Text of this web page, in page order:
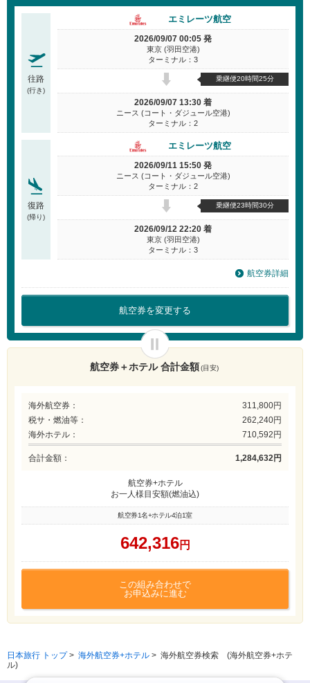
往路
(行き)
エミレーツ航空
2026/09/07 00:05 発
東京 (羽田空港)
ターミナル：3
乗継便20時間25分
2026/09/07 13:30 着
ニース (コート・ダジュール空港)
ターミナル：2
復路
(帰り)
エミレーツ航空
2026/09/11 15:50 発
ニース (コート・ダジュール空港)
ターミナル：2
乗継便23時間30分
2026/09/12 22:20 着
東京 (羽田空港)
ターミナル：3
航空券詳細
航空券を変更する
航空券＋ホテル 合計金額(目安)
海外航空券：
311,800円
税サ・燃油等：
262,240円
海外ホテル：
710,592円
合計金額： 1,284,632円
航空券+ホテル
お一人様目安額(燃油込)
航空券1名+ホテル4泊1室
642,316円
この組み合わせで
お申込みに進む
日本旅行 トップ> 海外航空券+ホテル > 海外航空券検索 (海外航空券+ホテ
ル)